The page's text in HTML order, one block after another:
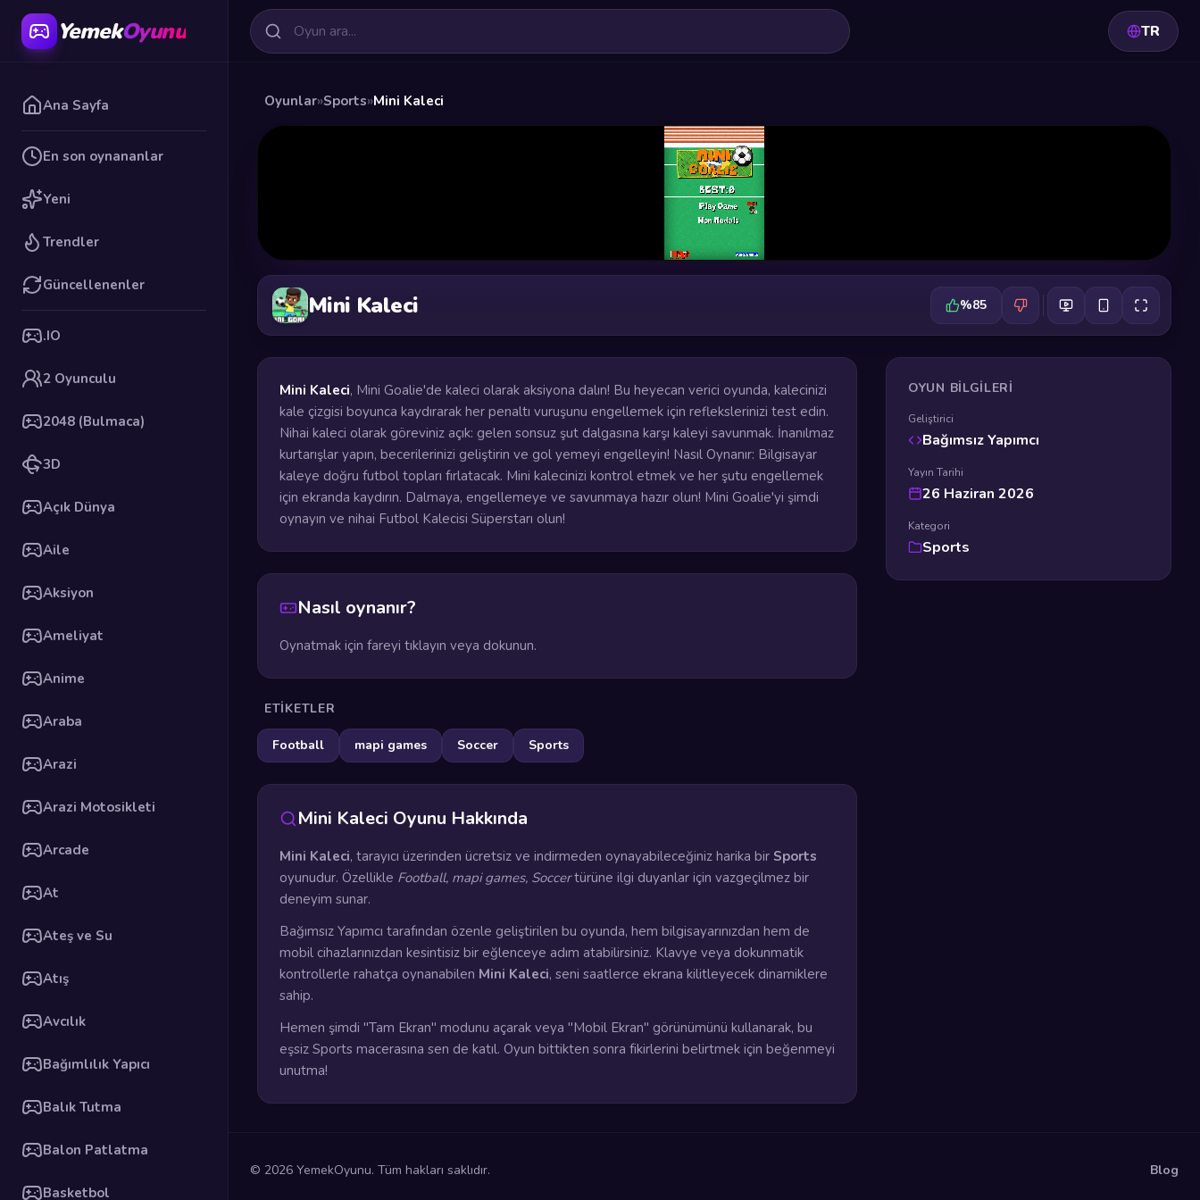
YemekOyunu
Ana Sayfa
En son oynananlar
Yeni
Trendler
Güncellenenler
.IO
2 Oyunculu
2048 (Bulmaca)
3D
Açık Dünya
Aile
Aksiyon
Ameliyat
Anime
Araba
Arazi
Arazi Motosikleti
Arcade
At
Ateş ve Su
Atış
Avcılık
Bağımlılık Yapıcı
Balık Tutma
Balon Patlatma
Basketbol
TR
Oyunlar»Sports»Mini Kaleci
Mini Kaleci %85
Mini Kaleci, Mini Goalie'de kaleci olarak aksiyona dalın! Bu heyecan verici oyunda, kalecinizi
kale çizgisi boyunca kaydırarak her penaltı vuruşunu engellemek için reflekslerinizi test edin.
Nihai kaleci olarak göreviniz açık: gelen sonsuz şut dalgasına karşı kaleyi savunmak. İnanılmaz
kurtarışlar yapın, becerilerinizi geliştirin ve gol yemeyi engelleyin! Nasıl Oynanır: Bilgisayar
kaleye doğru futbol topları fırlatacak. Mini kalecinizi kontrol etmek ve her şutu engellemek
için ekranda kaydırın. Dalmaya, engellemeye ve savunmaya hazır olun! Mini Goalie'yi şimdi
oynayın ve nihai Futbol Kalecisi Süperstarı olun!
Nasıl oynanır?
Oynatmak için fareyi tıklayın veya dokunun.
ETIKETLER
Football mapi games Soccer Sports
Mini Kaleci Oyunu Hakkında
Mini Kaleci, tarayıcı üzerinden ücretsiz ve indirmeden oynayabileceğiniz harika bir Sports
oyunudur. Özellikle Football, mapi games, Soccertürüne ilgi duyanlar için vazgeçilmez bir
deneyim sunar.
Bağımsız Yapımcı tarafından özenle geliştirilen bu oyunda, hem bilgisayarınızdan hem de
mobil cihazlarınızdan kesintisiz bir eğlenceye adım atabilirsiniz. Klavye veya dokunmatik
kontrollerle rahatça oynanabilen Mini Kaleci, seni saatlerce ekrana kilitleyecek dinamiklere
sahip.
Hemen şimdi "Tam Ekran" modunu açarak veya "Mobil Ekran" görünümünü kullanarak, bu
eşsiz Sports macerasına sen de katıl. Oyun bittikten sonra fikirlerini belirtmek için beğenmeyi
unutma!
OYUN BILGILERI
Geliştirici
Bağımsız Yapımcı
Yayın Tarihi
26 Haziran 2026
Kategori
Sports
© 2026 YemekOyunu. Tüm hakları saklıdır. Blog